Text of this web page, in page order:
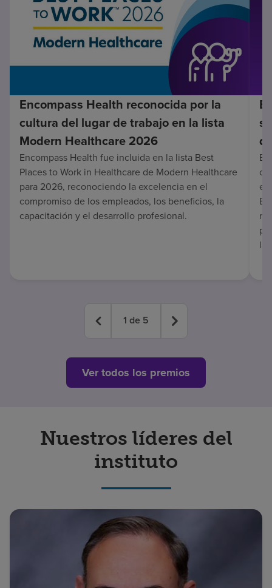
Encompass Health reconocida por la
cultura del lugar de trabajo en la lista
Modern Healthcare 2026
Encompass Health fue incluida en la lista Best
Places to Work in Healthcare de Modern Healthcare
para 2026, reconociendo la excelencia en el
compromiso de los empleados, los beneficios, la
capacitación y el desarrollo profesional.
1 de 5
Ver todos los premios
Nuestros líderes del
instituto